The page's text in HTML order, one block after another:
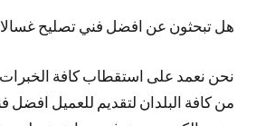
هل تبحثون عن افضل فني تصليح
نحن نعمد على استقطاب كافة
من كافة البلدان لتقديم للعميل